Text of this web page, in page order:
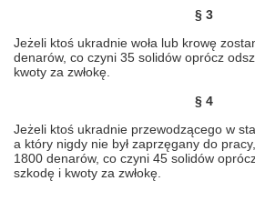
§ 3
Jeżeli ktoś ukradnie woła lub krowę
denarów, co czyni 35 solidów oprócz
kwoty za zwłokę.
§ 4
Jeżeli ktoś ukradnie przewodzącego w
a który nigdy nie był zaprzęgany do
1800 denarów, co czyni 45 solidów
szkodę i kwoty za zwłokę.